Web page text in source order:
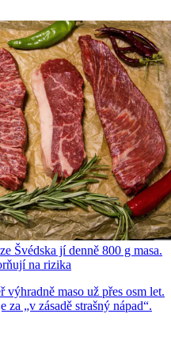
Švédska jí denně 800 g masa.
na rizika
výhradně maso už přes osm let.
„v zásadě strašný nápad“.